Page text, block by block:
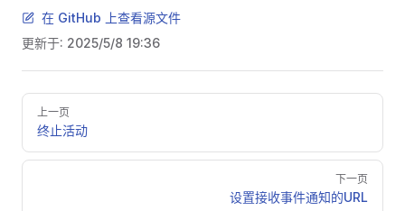
在 GitHub 上查看源文件
更新于: 2025/5/8 19:36
Pager
上一页
终止活动
下一页
设置接收事件通知的URL